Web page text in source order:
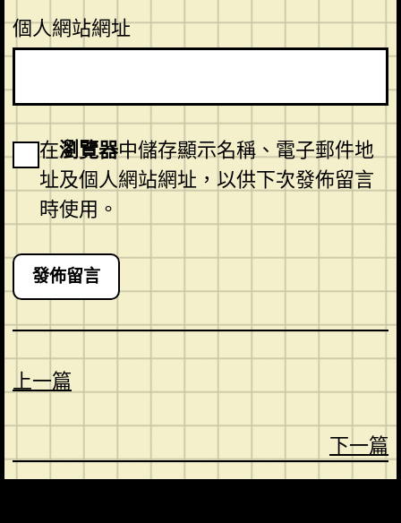
個人網站網址
在瀏覽器中儲存顯示名稱、電子郵件地
址及個人網站網址，以供下次發佈留言
時使用。
上一篇
下一篇